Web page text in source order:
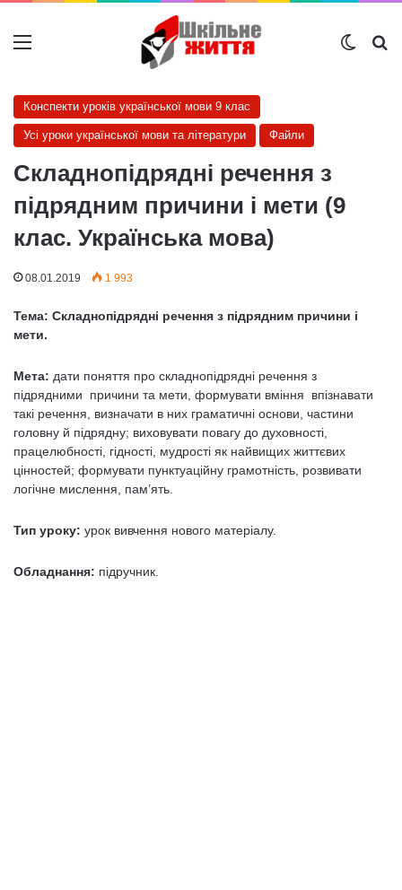
Меню
Конспекти уроків української мови 9 клас
Усі уроки української мови та літератури Файли
Складнопідрядні речення з
підрядним причини і мети (9
клас. Українська мова)
08.01.2019 1 993
Тема: Складнопідрядні речення з підрядним причини і
мети.
Мета: дати поняття про складнопідрядні речення з
підрядними причини та мети, формувати вміння впізнавати
такі речення, визначати в них граматичні основи, частини
головну й підрядну; виховувати повагу до духовності,
працелюбності, гідності, мудрості як найвищих життєвих
цінностей; формувати пунктуаційну грамотність, розвивати
логічне мислення, пам’ять.
Тип уроку: урок вивчення нового матеріалу.
Обладнання: підручник.